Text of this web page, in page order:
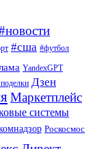
#сша #футбол
YandexGPT
Дзен
Маркетплейс
системы
Роскосмос